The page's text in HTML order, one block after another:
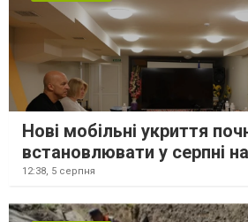
Нові мобільні укриття
встановлювати у серпні
12:38, 5 серпня